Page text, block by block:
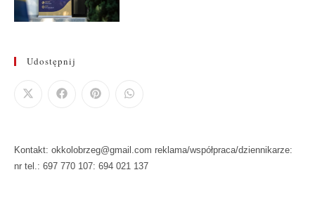
Udostępnij
Kontakt: okkolobrzeg@gmail.com reklama/współpraca/dziennikarze:
nr tel.: 697 770 107: 694 021 137